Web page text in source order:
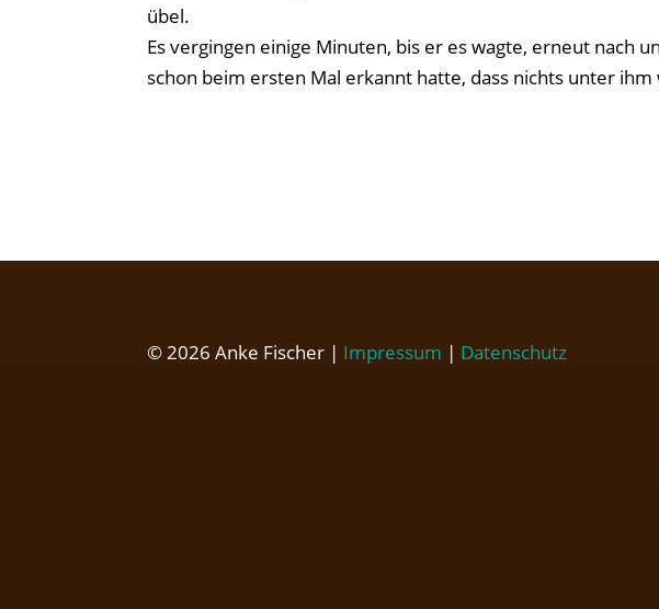
übel.
Es vergingen einige Minuten, bis er es wagte, erneut nach
schon beim ersten Mal erkannt hatte, dass nichts unter
© 2026 Anke Fischer | Impressum | Datenschutz